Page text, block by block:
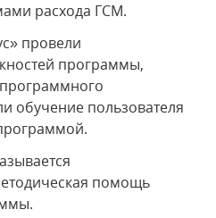
расхода ГСМ.
провели
программы,
обучение пользователя
помощь